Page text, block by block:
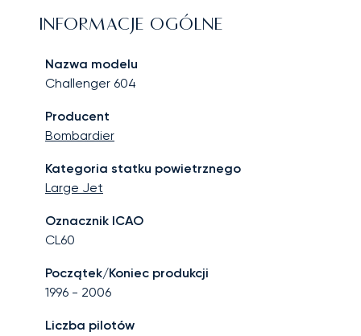
INFORMACJE OGÓLNE
Nazwa modelu
Challenger 604
Producent
Bombardier
Kategoria statku powietrznego
Large Jet
Oznacznik ICAO
CL60
Początek/Koniec produkcji
1996 - 2006
Liczba pilotów